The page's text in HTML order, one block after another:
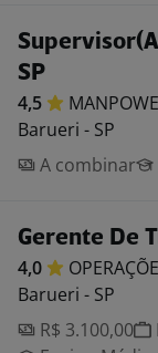
SP
4,5
Barueri - SP
A combinar
Gerente De
4,0
Barueri - SP
R$ 3.100,00